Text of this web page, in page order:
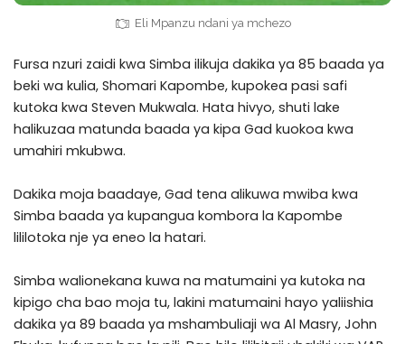
Eli Mpanzu ndani ya mchezo
Fursa nzuri zaidi kwa Simba ilikuja dakika ya 85 baada ya
beki wa kulia, Shomari Kapombe, kupokea pasi safi
kutoka kwa Steven Mukwala. Hata hivyo, shuti lake
halikuzaa matunda baada ya kipa Gad kuokoa kwa
umahiri mkubwa.
Dakika moja baadaye, Gad tena alikuwa mwiba kwa
Simba baada ya kupangua kombora la Kapombe
lililotoka nje ya eneo la hatari.
Simba walionekana kuwa na matumaini ya kutoka na
kipigo cha bao moja tu, lakini matumaini hayo yaliishia
dakika ya 89 baada ya mshambuliaji wa Al Masry, John